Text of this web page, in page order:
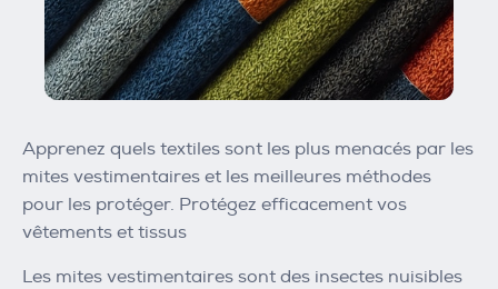
Apprenez quels textiles sont les plus menacés par les
mites vestimentaires et les meilleures méthodes
pour les protéger. Protégez efficacement vos
vêtements et tissus
Les mites vestimentaires sont des insectes nuisibles